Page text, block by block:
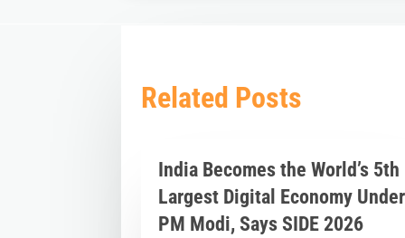
Related Posts
India Becomes the World’s 5th
Largest Digital Economy Under
PM Modi, Says SIDE 2026